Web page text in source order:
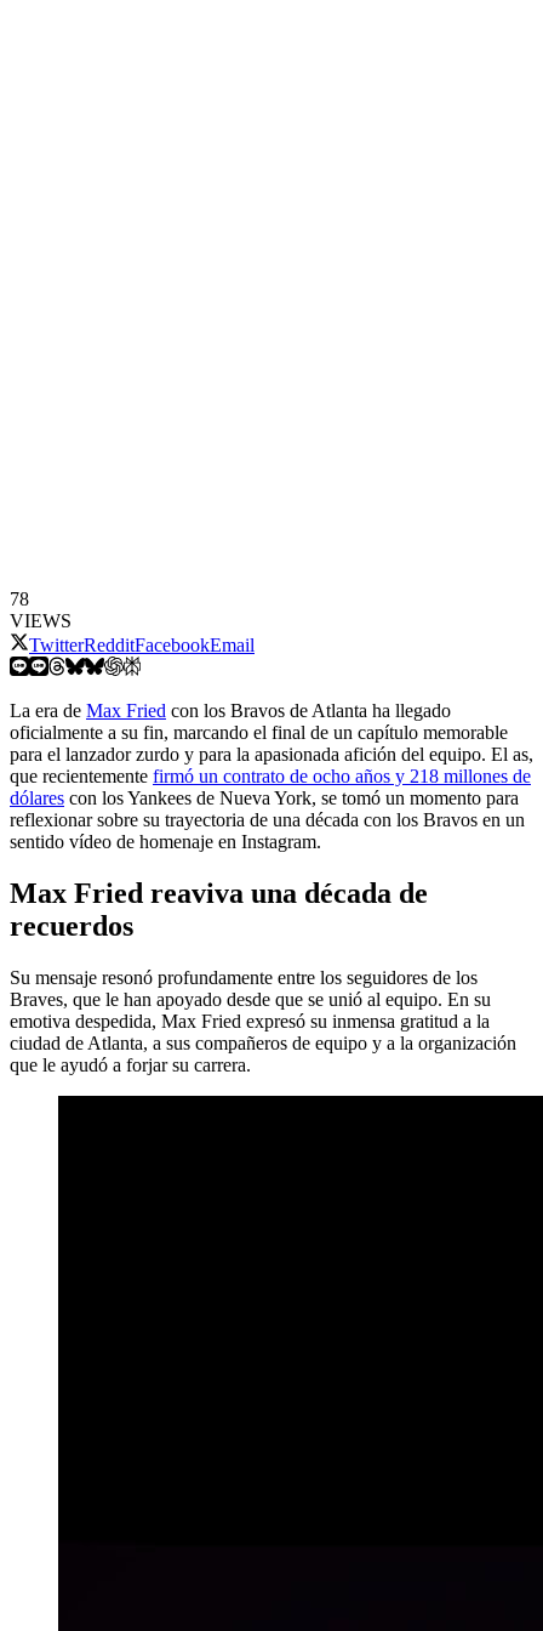
78
VIEWS
TwitterRedditFacebookEmail
La era de Max Fried con los Bravos de Atlanta ha llegado
oficialmente a su fin, marcando el final de un capítulo memorable
para el lanzador zurdo y para la apasionada afición del equipo. El as,
que recientemente firmó un contrato de ocho años y 218 millones de
dólares con los Yankees de Nueva York, se tomó un momento para
reflexionar sobre su trayectoria de una década con los Bravos en un
sentido vídeo de homenaje en Instagram.
Max Fried reaviva una década de
recuerdos
Su mensaje resonó profundamente entre los seguidores de los
Braves, que le han apoyado desde que se unió al equipo. En su
emotiva despedida, Max Fried expresó su inmensa gratitud a la
ciudad de Atlanta, a sus compañeros de equipo y a la organización
que le ayudó a forjar su carrera.